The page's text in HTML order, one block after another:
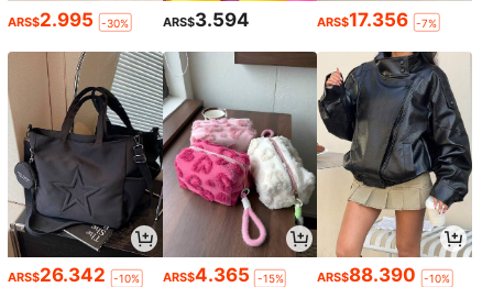
ARS$2.995 -30% ARS$3.594 ARS$17.356 -7%
ARS$26.342 -10% ARS$4.365 -15% ARS$88.390 -10%